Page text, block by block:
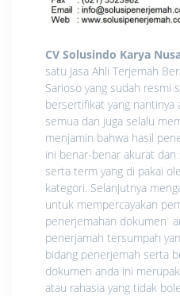
CV Solusindo Karya
satu Jasa Ahli Terjemah
Sarioso yang sudah resmi
bersertifikat yang nantinya
semua dan juga selalu
menjamin bahwa hasil
ini benar-benar akurat
serta term yang di pakai
kategori. Selanjutnya
untuk mempercayakan
penerjemahan dokumen
penerjamah tersumpah
bidang penerjemah serta
dokumen anda ini
atau rahasia yang tidak